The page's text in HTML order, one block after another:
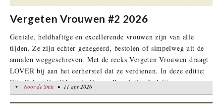
Vergeten Vrouwen #2 2026
Geniale, heldhaftige en excellerende vrouwen zijn van alle
tijden. Ze zijn echter genegeerd, bestolen of simpelweg uit de
annalen weggeschreven. Met de reeks Vergeten Vrouwen draagt
LOVER bij aan het eerherstel dat ze verdienen. In deze editie:
Etta Palm, die tijdens de Franse Revolutie al pleitte voor
gelijkheid tussen vrouwen en mannen.
Noor de Smit• 11 apr 2026
•Noor de Smit • 11 apr 2026